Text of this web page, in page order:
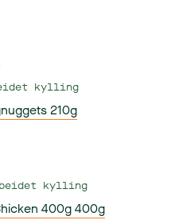
kylling
210g
kylling
400g 400g